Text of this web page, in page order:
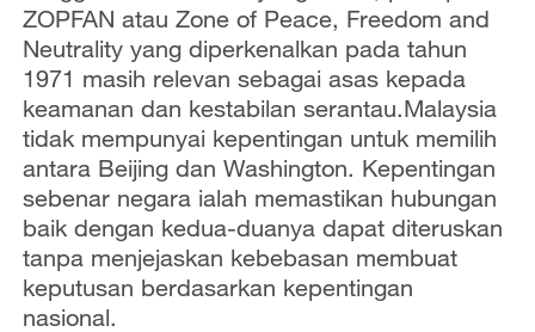
ZOPFAN atau Zone of Peace, Freedom and
Neutrality yang diperkenalkan pada tahun
1971 masih relevan sebagai asas kepada
keamanan dan kestabilan serantau.Malaysia
tidak mempunyai kepentingan untuk memilih
antara Beijing dan Washington. Kepentingan
sebenar negara ialah memastikan hubungan
baik dengan kedua-duanya dapat diteruskan
tanpa menjejaskan kebebasan membuat
keputusan berdasarkan kepentingan
nasional.